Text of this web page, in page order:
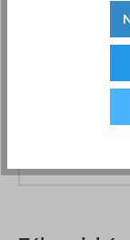
Přednosti
Uložte si
Přehled
Správa